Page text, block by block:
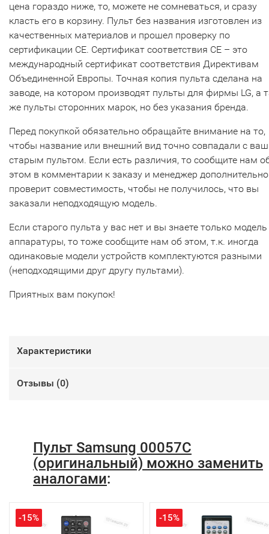
цена гораздо ниже, то, можете не сомневаться, и сразу
класть его в корзину. Пульт без названия изготовлен из
качественных материалов и прошел проверку по
сертификации CE. Сертификат соответствия СЕ – это
международный сертификат соответствия Директивам
Объединенной Европы. Точная копия пульта сделана на
заводе, на котором производят пульты для фирмы LG, а
же пульты сторонних марок, но без указания бренда.
Перед покупкой обязательно обращайте внимание на то,
чтобы название или внешний вид точно совпадали с
старым пультом. Если есть различия, то сообщите нам
этом в комментарии к заказу и менеджер дополнительно
проверит совместимость, чтобы не получилось, что вы
заказали неподходящую модель.
Если старого пульта у вас нет и вы знаете только модель
аппаратуры, то тоже сообщите нам об этом, т.к. иногда
одинаковые модели устройств комплектуются разными
(неподходящими друг другу пультами).
Приятных вам покупок!
Характеристики
Отзывы (0)
Пульт Samsung 00057C
(оригинальный) можно заменить
аналогами:
-15% -15%